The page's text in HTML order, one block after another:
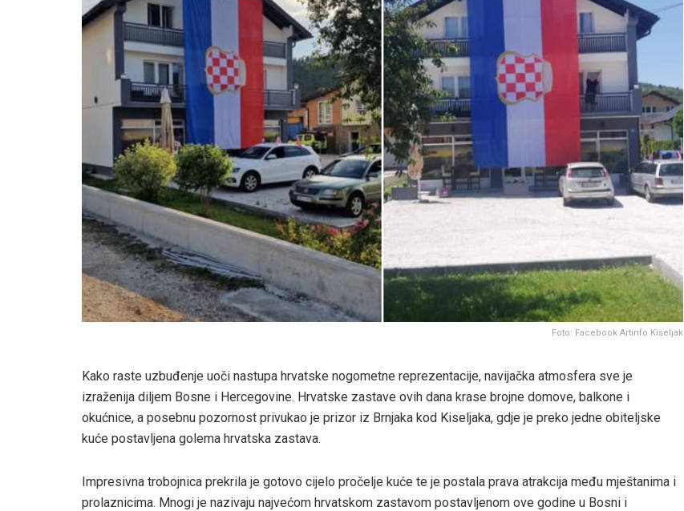
Foto: Facebook Artinfo Kiseljak
Kako raste uzbuđenje uoči nastupa hrvatske nogometne reprezentacije, navijačka atmosfera sve je
izraženija diljem Bosne i Hercegovine. Hrvatske zastave ovih dana krase brojne domove, balkone i
okućnice, a posebnu pozornost privukao je prizor iz Brnjaka kod Kiseljaka, gdje je preko jedne obiteljske
kuće postavljena golema hrvatska zastava.
Impresivna trobojnica prekrila je gotovo cijelo pročelje kuće te je postala prava atrakcija među mještanima i
prolaznicima. Mnogi je nazivaju najvećom hrvatskom zastavom postavljenom ove godine u Bosni i